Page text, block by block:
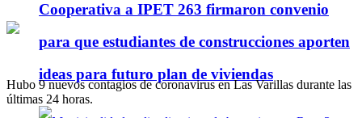
Cooperativa a IPET 263 firmaron convenio
para que estudiantes de construcciones aporten
ideas para futuro plan de viviendas
Hubo 9 nuevos contagios de coronavirus en Las Varillas durante las
últimas 24 horas.